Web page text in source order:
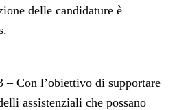
delle candidature è
– Con l’obiettivo di supportare
assistenziali che possano